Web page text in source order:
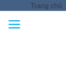
content
Trang chủ